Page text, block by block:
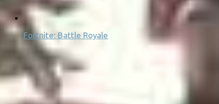
Fortnite: Battle Royale